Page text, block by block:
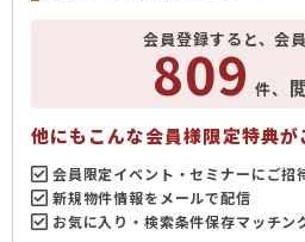
会員登録すると、会
809 件、
他にもこんな会員様限定特典が
会員限定イベント・セミナーにご招
新規物件情報をメールで配信
お気に入り・検索条件保存マッチン